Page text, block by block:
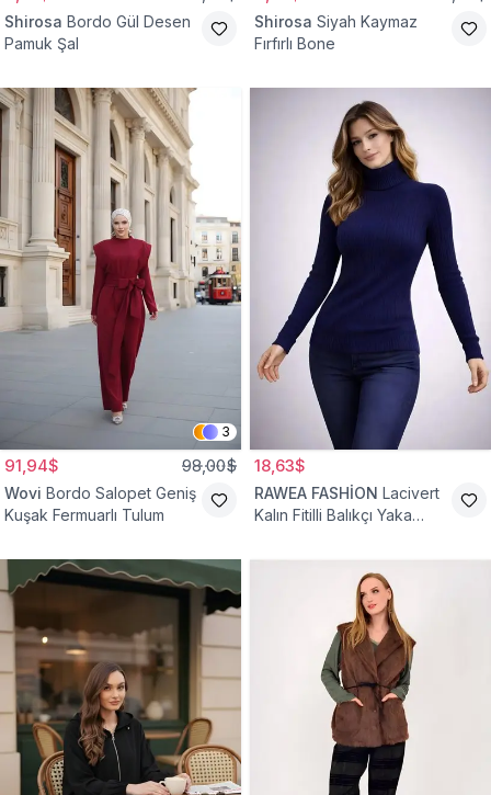
Shirosa Bordo Gül Desen
Pamuk Şal
Shirosa Siyah Kaymaz
Fırfırlı Bone
3
91,94$ 98,00$
Wovi Bordo Salopet Geniş
Kuşak Fermuarlı Tulum
18,63$
RAWEA FASHİON Lacivert
Kalın Fitilli Balıkçı Yaka